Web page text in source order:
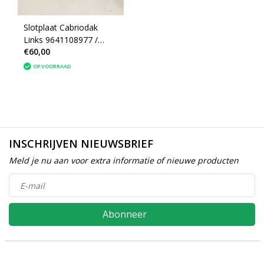
Slotplaat Cabriodak
Links 9641108977 /
9641108980 Peugeot
206CC (848482)
€60,00
OP VOORRAAD
INSCHRIJVEN NIEUWSBRIEF
Meld je nu aan voor extra informatie of nieuwe producten
Abonneer